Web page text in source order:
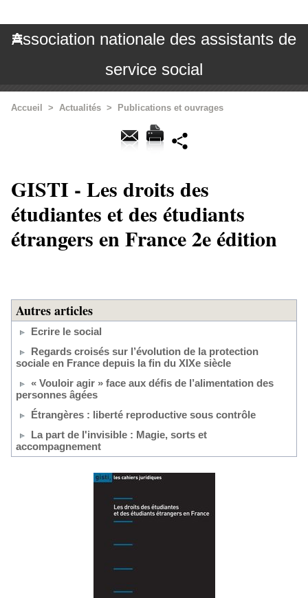
Association nationale des assistants de
service social
Accueil > Actualités > Publications et ouvrages
GISTI - Les droits des
étudiantes et des étudiants
étrangers en France 2e édition
Autres articles
Ecrire le social
Regards croisés sur l’évolution de la protection
sociale en France depuis la fin du XIXe siècle
« Vouloir agir » face aux défis de l’alimentation des
personnes âgées
Étrangères : liberté reproductive sous contrôle
La part de l'invisible : Magie, sorts et
accompagnement